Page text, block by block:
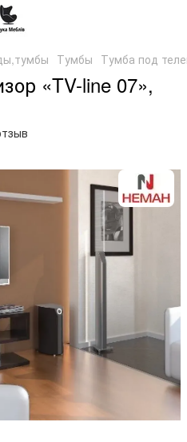
Тумбы Тумба под
«TV-line 07»,